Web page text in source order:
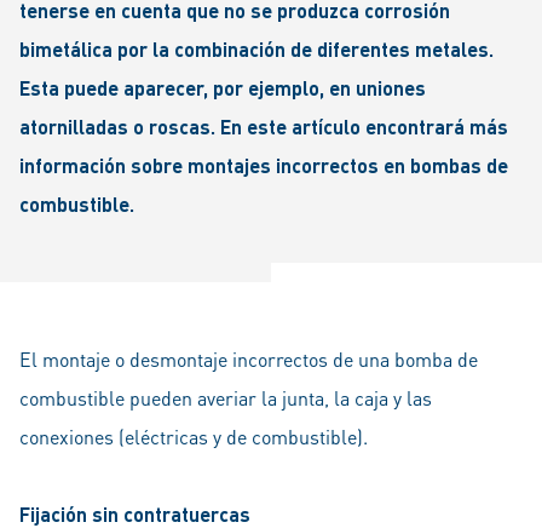
tenerse en cuenta que no se produzca corrosión
bimetálica por la combinación de diferentes metales.
Esta puede aparecer, por ejemplo, en uniones
atornilladas o roscas. En este artículo encontrará más
información sobre montajes incorrectos en bombas de
combustible.
El montaje o desmontaje incorrectos de una bomba de
combustible pueden averiar la junta, la caja y las
conexiones (eléctricas y de combustible).
Fijación sin contratuercas